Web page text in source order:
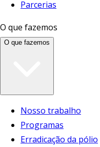
Parcerias
O que fazemos
O que fazemos
Nosso trabalho
Programas
Erradicação da pólio